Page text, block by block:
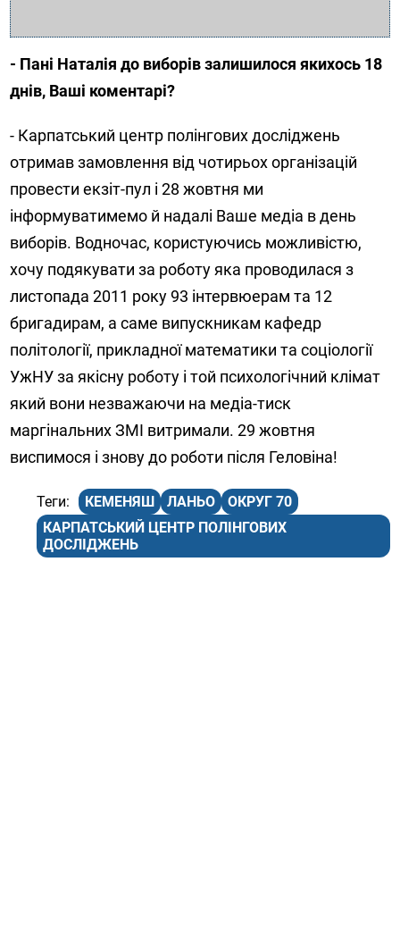
- Пані Наталія до виборів залишилося якихось 18
днів, Ваші коментарі?
- Карпатський центр полінгових досліджень
отримав замовлення від чотирьох організацій
провести екзіт-пул і 28 жовтня ми
інформуватимемо й надалі Ваше медіа в день
виборів. Водночас, користуючись можливістю,
хочу подякувати за роботу яка проводилася з
листопада 2011 року 93 інтервюерам та 12
бригадирам, а саме випускникам кафедр
політології, прикладної математики та соціології
УжНУ за якісну роботу і той психологічний клімат
який вони незважаючи на медіа-тиск
маргінальних ЗМІ витримали. 29 жовтня
виспимося і знову до роботи після Геловіна!
КЕМЕНЯШ ЛАНЬО
ОКРУГ 70
КАРПАТСЬКИЙ ЦЕНТР ПОЛІНГОВИХ
ДОСЛІДЖЕНЬ